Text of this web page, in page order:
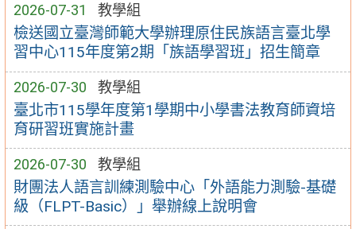
2026-07-31 教學組
檢送國立臺灣師範大學辦理原住民族語言臺北學
習中心115年度第2期「族語學習班」招生簡章
2026-07-30 教學組
臺北市115學年度第1學期中小學書法教育師資培
育研習班實施計畫
2026-07-30 教學組
財團法人語言訓練測驗中心「外語能力測驗-基礎
級（FLPT-Basic）」舉辦線上說明會